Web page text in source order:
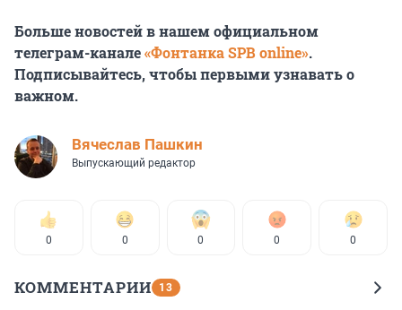
Больше новостей в нашем официальном
телеграм-канале«Фонтанка SPB online».
Подписывайтесь, чтобы первыми узнавать о
важном.
Вячеслав Пашкин
Выпускающий редактор
0 0 0 0 0
КОММЕНТАРИИ 13